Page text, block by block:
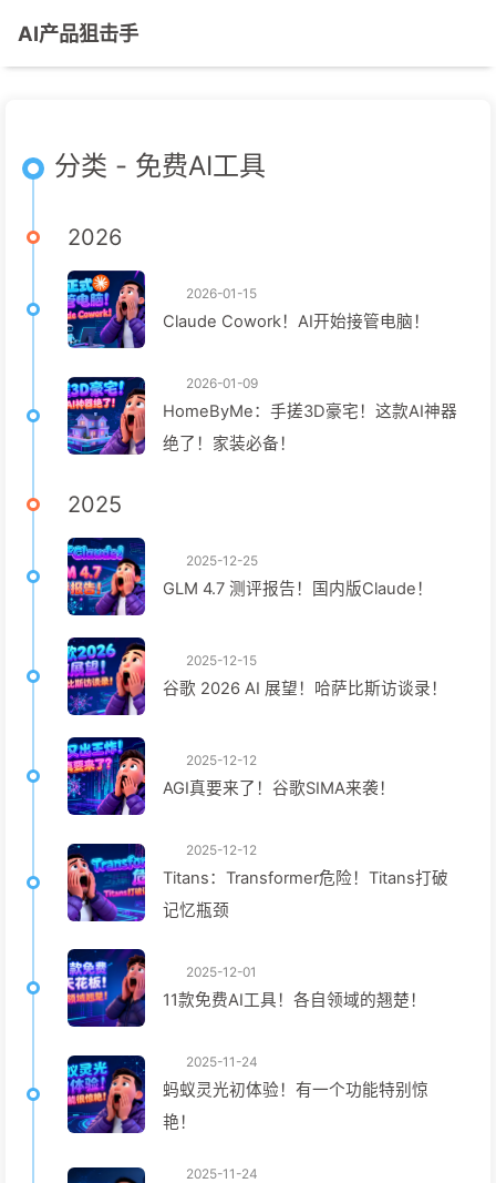
AI产品狙击手
分类 - 免费AI工具
2026
2026-01-15
Claude Cowork！AI开始接管电脑！
2026-01-09
HomeByMe：手搓3D豪宅！这款AI神器
绝了！家装必备！
2025
2025-12-25
GLM 4.7 测评报告！国内版Claude！
2025-12-15
谷歌 2026 AI 展望！哈萨比斯访谈录！
2025-12-12
AGI真要来了！谷歌SIMA来袭！
2025-12-12
Titans：Transformer危险！Titans打破
记忆瓶颈
2025-12-01
11款免费AI工具！各自领域的翘楚！
2025-11-24
蚂蚁灵光初体验！有一个功能特别惊
艳！
2025-11-24